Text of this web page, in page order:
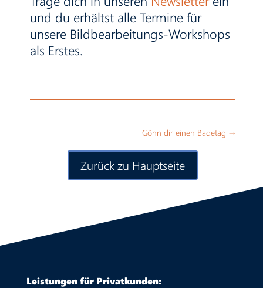
und du erhältst alle Termine für
unsere Bildbearbeitungs-Workshops
als Erstes.
Gönn dir einen Badetag →
Zurück zu Hauptseite
Leistungen für Privatkunden: